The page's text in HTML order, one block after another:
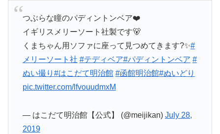
つぶらな瞳のパディントンベア❤️
イギリスメリーソート社製です🐻
くまちゃん用ソファに座って見つめてきます?✨#
メリーソート社 #テディベア#パディントンベア #
ぬい撮り #はこだて明治館 #函館明治館#ぬいどり
pic.twitter.com/lfvouudmxM
— はこだて明治館【公式】 (@meijikan) July 28,
2019